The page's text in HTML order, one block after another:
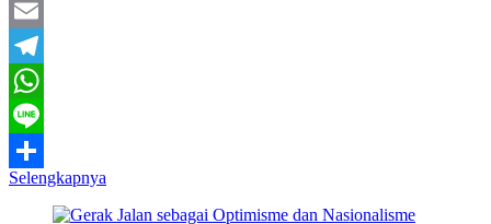
Twitter
Email
Telegram
WhatsApp
Line
Share
Selengkapnya